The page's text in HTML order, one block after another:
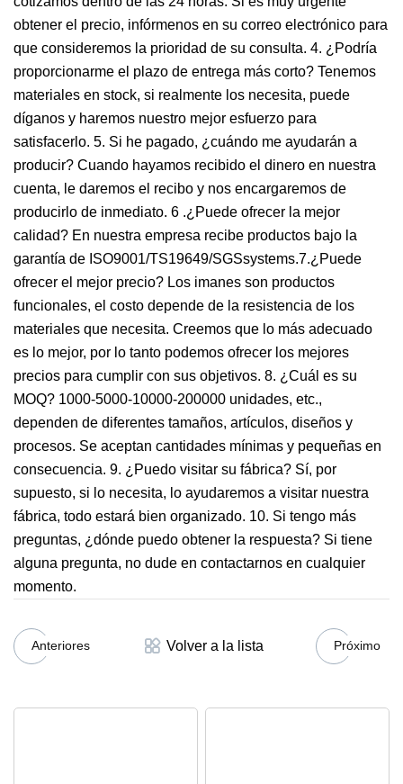
obtener el precio, infórmenos en su correo electrónico para
que consideremos la prioridad de su consulta. 4. ¿Podría
proporcionarme el plazo de entrega más corto? Tenemos
materiales en stock, si realmente los necesita, puede
díganos y haremos nuestro mejor esfuerzo para
satisfacerlo. 5. Si he pagado, ¿cuándo me ayudarán a
producir? Cuando hayamos recibido el dinero en nuestra
cuenta, le daremos el recibo y nos encargaremos de
producirlo de inmediato. 6 .¿Puede ofrecer la mejor
calidad? En nuestra empresa recibe productos bajo la
garantía de ISO9001/TS19649/SGSsystems.7.¿Puede
ofrecer el mejor precio? Los imanes son productos
funcionales, el costo depende de la resistencia de los
materiales que necesita. Creemos que lo más adecuado
es lo mejor, por lo tanto podemos ofrecer los mejores
precios para cumplir con sus objetivos. 8. ¿Cuál es su
MOQ? 1000-5000-10000-200000 unidades, etc.,
dependen de diferentes tamaños, artículos, diseños y
procesos. Se aceptan cantidades mínimas y pequeñas en
consecuencia. 9. ¿Puedo visitar su fábrica? Sí, por
supuesto, si lo necesita, lo ayudaremos a visitar nuestra
fábrica, todo estará bien organizado. 10. Si tengo más
preguntas, ¿dónde puedo obtener la respuesta? Si tiene
alguna pregunta, no dude en contactarnos en cualquier
momento.
Anteriores Volver a la lista Próximo